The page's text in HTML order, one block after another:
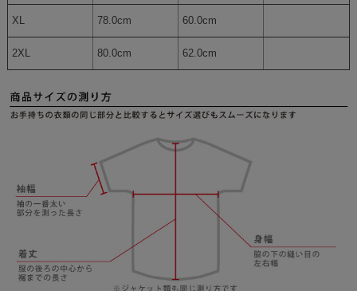
XL 78.0cm 60.0cm
2XL 80.0cm 62.0cm